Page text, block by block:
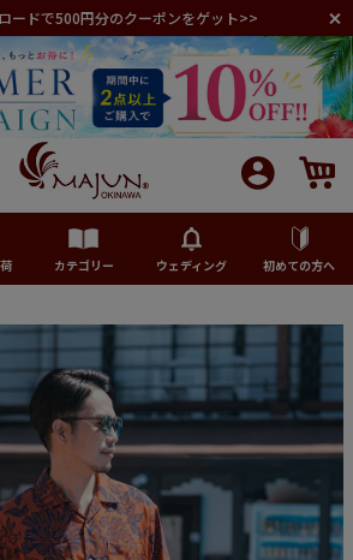
ードで500円分のクーポンをゲット>>
カテゴリー ウェディング 初めての方へ